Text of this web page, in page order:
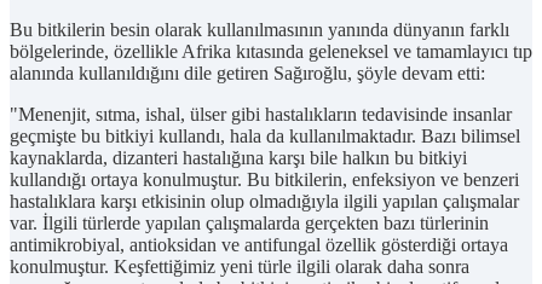
Bu bitkilerin besin olarak kullanılmasının yanında dünyanın farklı
bölgelerinde, özellikle Afrika kıtasında geleneksel ve tamamlayıcı tıp
alanında kullanıldığını dile getiren Sağıroğlu, şöyle devam etti:
"Menenjit, sıtma, ishal, ülser gibi hastalıkların tedavisinde insanlar
geçmişte bu bitkiyi kullandı, hala da kullanılmaktadır. Bazı bilimsel
kaynaklarda, dizanteri hastalığına karşı bile halkın bu bitkiyi
kullandığı ortaya konulmuştur. Bu bitkilerin, enfeksiyon ve benzeri
hastalıklara karşı etkisinin olup olmadığıyla ilgili yapılan çalışmalar
var. İlgili türlerde yapılan çalışmalarda gerçekten bazı türlerinin
antimikrobiyal, antioksidan ve antifungal özellik gösterdiği ortaya
konulmuştur. Keşfettiğimiz yeni türle ilgili olarak daha sonra